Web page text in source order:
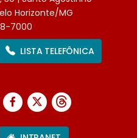
Horizonte/MG
7000
LISTA TELEFÔNICA